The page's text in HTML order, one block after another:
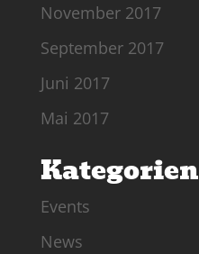
November 2017
September 2017
Juni 2017
Mai 2017
Kategorien
Events
News